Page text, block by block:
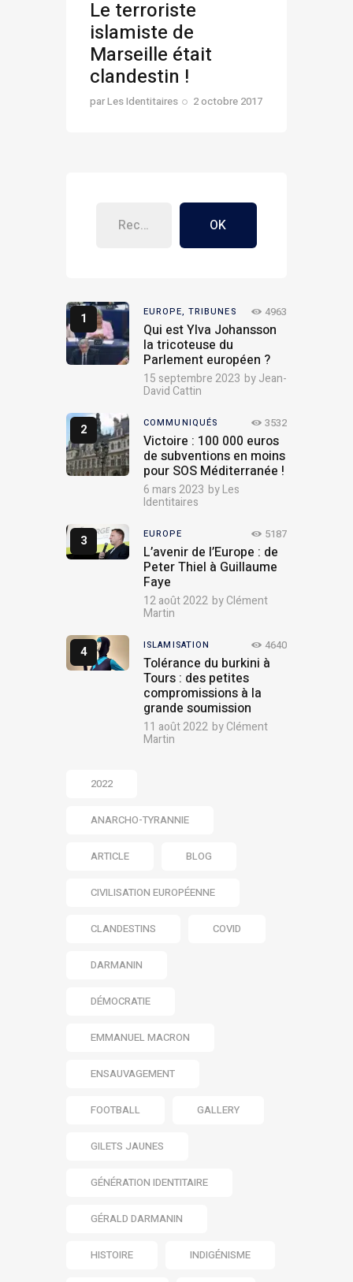
Le terroriste
islamiste de
Marseille était
clandestin !
parLes Identitaires 2 octobre 2017
OK
EUROPE, TRIBUNES 4963
Qui est Ylva Johansson
la tricoteuse du
Parlement européen ?
15 septembre 2023 byJean-
David Cattin
COMMUNIQUÉS 3532
Victoire : 100 000 euros
de subventions en moins
pour SOS Méditerranée !
6 mars 2023 byLes
Identitaires
EUROPE 5187
L’avenir de l’Europe : de
Peter Thiel à Guillaume
Faye
12 août 2022 byClément
Martin
ISLAMISATION 4640
Tolérance du burkini à
Tours : des petites
compromissions à la
grande soumission
11 août 2022 byClément
Martin
2022
ANARCHO-TYRANNIE
ARTICLE BLOG
CIVILISATION EUROPÉENNE
CLANDESTINS COVID
DARMANIN
DÉMOCRATIE
EMMANUEL MACRON
ENSAUVAGEMENT
FOOTBALL GALLERY
GILETS JAUNES
GÉNÉRATION IDENTITAIRE
GÉRALD DARMANIN
HISTOIRE INDIGÉNISME